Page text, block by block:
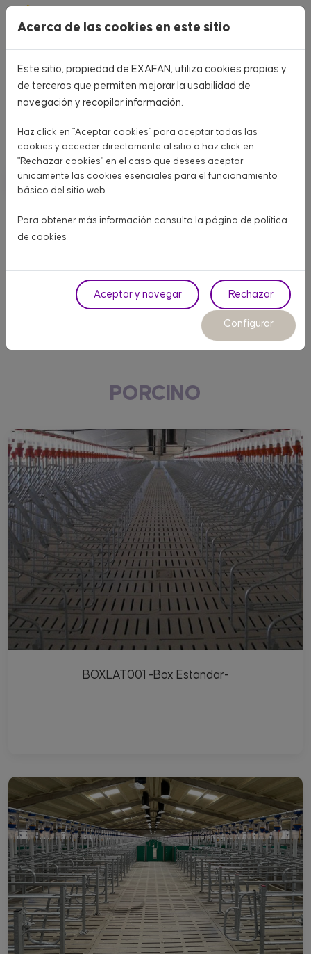
Pasar al contenido principal
Home CATÁLOGO PRODUCTOS
CATÁLOGO PRODUCTOS
Aquí encontrarás todo lo que necesitas para tu granja
AVÍCOLA PUESTA
OTROS ANIMALES
PORCINO
BOXLAT001 -Box Estandar-
Acerca de las cookies en este sitio
Este sitio, propiedad de EXAFAN, utiliza cookies propias y
de terceros que permiten mejorar la usabilidad de
navegación y recopilar información.
Haz click en "Aceptar cookies" para aceptar todas las
cookies y acceder directamente al sitio o haz click en
"Rechazar cookies" en el caso que desees aceptar
únicamente las cookies esenciales para el funcionamiento
básico del sitio web.
Para obtener más información consulta la página de política
de cookies
Aceptar y navegar Rechazar
Configurar